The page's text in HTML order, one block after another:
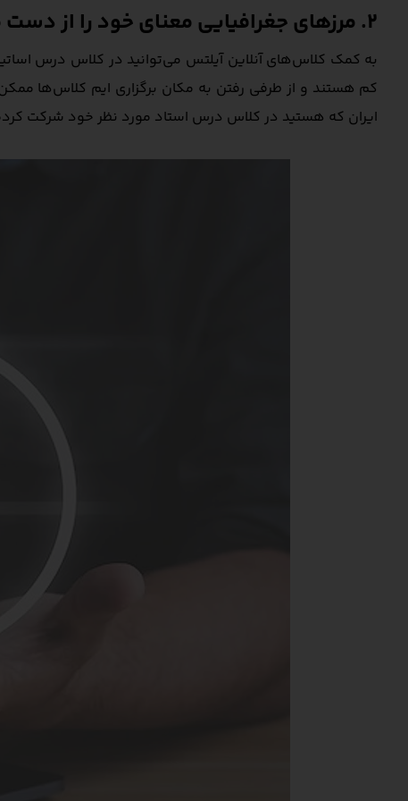
2. مرزهای جغرافیایی معنای خود را از دست می‌دهند
به کمک کلاس‌های آنلاین آیلتس می‌توانید در کلاس درس
کم هستند و از طرفی رفتن به مکان برگزاری ایم کلاس‌ها ممکن
ایران که هستید در کلاس درس استاد مورد نظر خود شرکت